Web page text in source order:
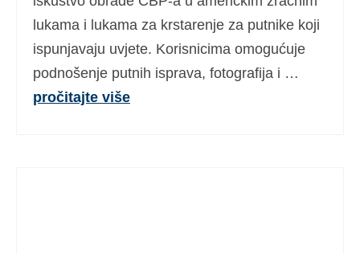
lukama i lukama za krstarenje za putnike koji
ispunjavaju uvjete. Korisnicima omogućuje
podnošenje putnih isprava, fotografija i …
pročitajte više